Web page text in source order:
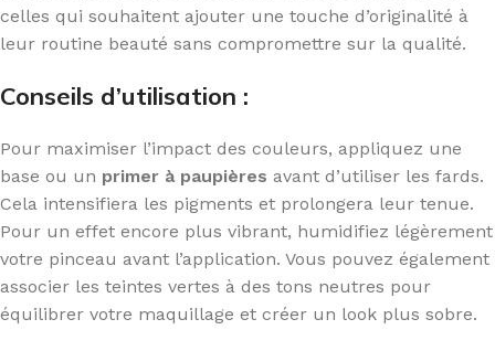
celles qui souhaitent ajouter une touche d’originalité à
leur routine beauté sans compromettre sur la qualité.
Conseils d’utilisation :
Pour maximiser l’impact des couleurs, appliquez une
base ou un primer à paupières avant d’utiliser les fards.
Cela intensifiera les pigments et prolongera leur tenue.
Pour un effet encore plus vibrant, humidifiez légèrement
votre pinceau avant l’application. Vous pouvez également
associer les teintes vertes à des tons neutres pour
équilibrer votre maquillage et créer un look plus sobre.